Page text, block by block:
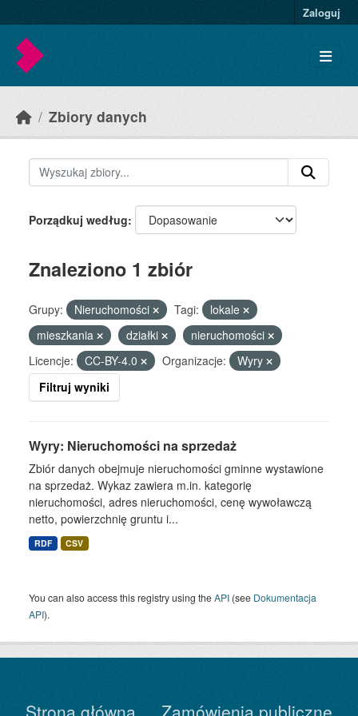
Zaloguj
Zbiory danych
Porządkuj według
Znaleziono 1 zbiór
Grupy: Nieruchomości Tagi:
lokale
mieszkania
działki
nieruchomości
Licencje:
CC-BY-4.0 Organizacje:
Wyry
Filtruj wyniki
Wyry: Nieruchomości na sprzedaż
Zbiór danych obejmuje nieruchomości gminne wystawione
na sprzedaż. Wykaz zawiera m.in. kategorię
nieruchomości, adres nieruchomości, cenę wywoławczą
netto, powierzchnię gruntu i...
RDF CSV
You can also access this registry using theAPI (see Dokumentacja
API).
Strona główna Zamówienia publiczne